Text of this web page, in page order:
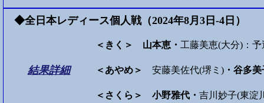
◆全日本レディース個人戦（2024年8月3日-4日）
結果詳細
＜きく＞ 山本恵・ 工藤美恵(大分)：
＜あやめ＞安藤美佐代(堺ミ) ・谷多
＜さくら＞ 小野雅代・吉川妙子(東